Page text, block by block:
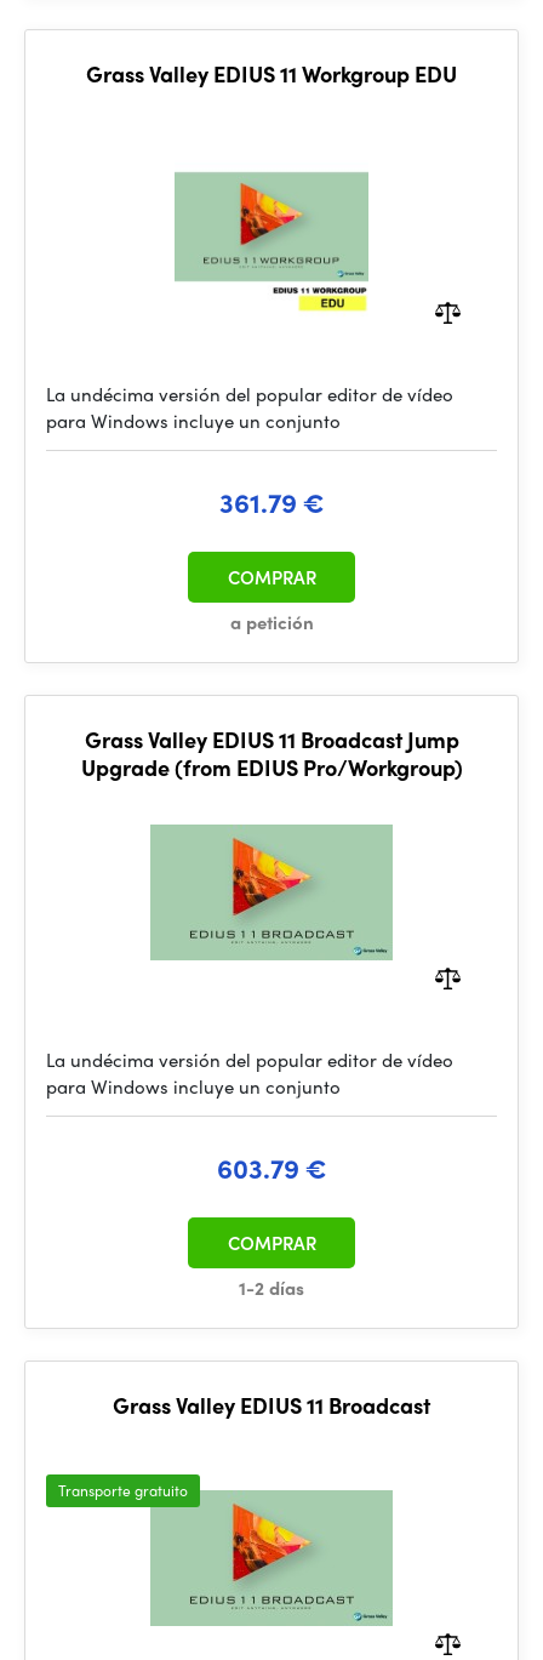
Grass Valley EDIUS 11 Workgroup EDU
La undécima versión del popular editor de vídeo
para Windows incluye un conjunto
361.79 €
a petición
COMPRAR
Grass Valley EDIUS 11 Broadcast Jump
Upgrade (from EDIUS Pro/Workgroup)
La undécima versión del popular editor de vídeo
para Windows incluye un conjunto
603.79 €
1-2 días
COMPRAR
Grass Valley EDIUS 11 Broadcast
Transporte gratuito